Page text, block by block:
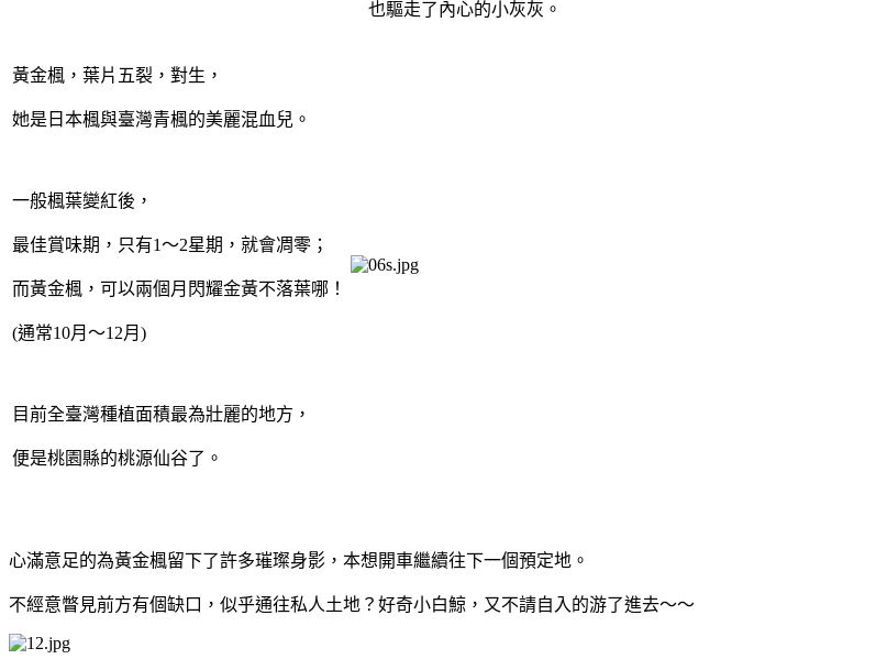
也驅走了內心的小灰灰。
黃金楓，葉片五裂，對生，
她是日本楓與臺灣青楓的美麗混血兒。
一般楓葉變紅後，
最佳賞味期，只有1～2星期，就會凋零；
而黃金楓，可以兩個月閃耀金黃不落葉哪！
(通常10月～12月)
目前全臺灣種植面積最為壯麗的地方，
便是桃園縣的桃源仙谷了。
心滿意足的為黃金楓留下了許多璀璨身影，本想開車繼續往下一個預定地。
不經意瞥見前方有個缺口，似乎通往私人土地？好奇小白鯨，又不請自入的游了進去～～